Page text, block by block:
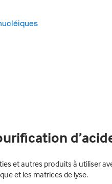
et autres produits à utiliser
et les matrices de lyse.